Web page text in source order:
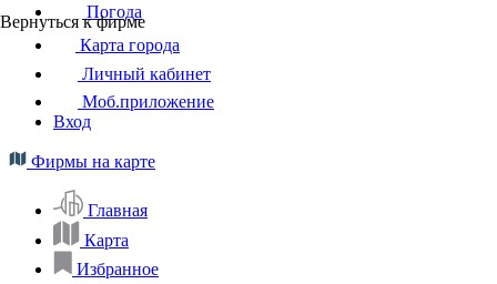
Вернуться к фирме
Погода
Карта города
Личный кабинет
Моб.приложение
Вход
Фирмы на карте
Главная
Карта
Избранное